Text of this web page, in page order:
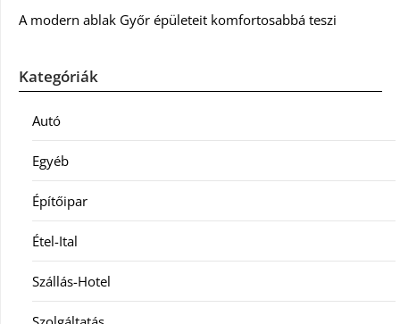
A modern ablak Győr épületeit komfortosabbá teszi
Kategóriák
Autó
Egyéb
Építőipar
Étel-Ital
Szállás-Hotel